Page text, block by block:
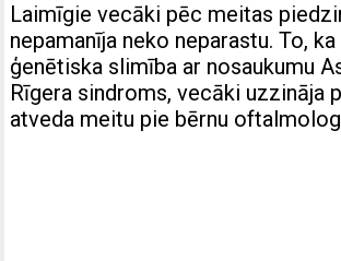
Laimīgie vecāki pēc meitas
nepamanīja neko neparastu. To,
ģenētiska slimība ar nosaukumu
Rīgera sindroms, vecāki uzzināja
atveda meitu pie bērnu